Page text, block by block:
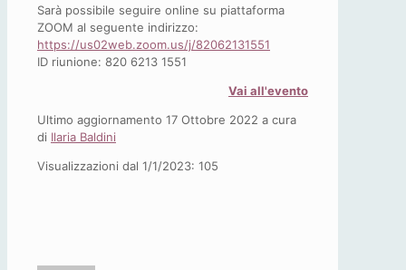
Sarà possibile seguire online su piattaforma
ZOOM al seguente indirizzo:
https://us02web.zoom.us/j/82062131551
ID riunione: 820 6213 1551
Vai all'evento
Ultimo aggiornamento 17 Ottobre 2022 a cura
di Ilaria Baldini
Visualizzazioni dal 1/1/2023: 105